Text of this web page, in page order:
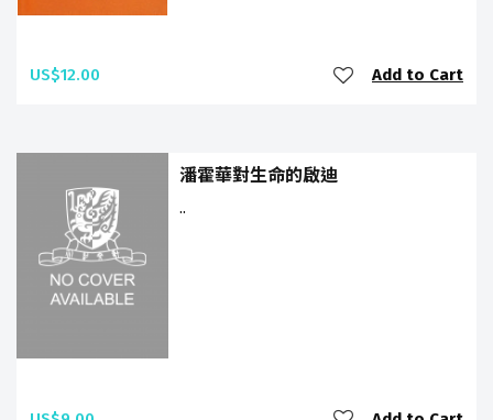
US$12.00 Add to Cart
潘霍華對生命的啟迪
..